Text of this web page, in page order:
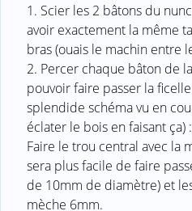
1. Scier les 2 bâtons du
avoir exactement la même
bras (ouais le machin entre
2. Percer chaque bâton de
pouvoir faire passer la
splendide schéma vu en
éclater le bois en faisant ça) :
Faire le trou central avec la
sera plus facile de faire
de 10mm de diamètre) et
mèche 6mm.